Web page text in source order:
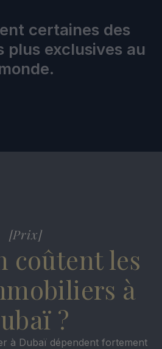
vues à couper le souffle.
certaines des
plus exclusives au
[Prix]
coûtent les
à
?
à Dubaï dépendent fortement